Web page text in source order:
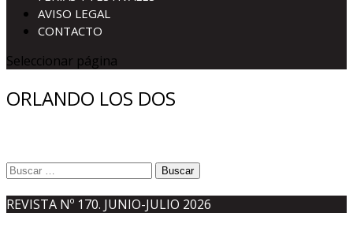
AVISO LEGAL
CONTACTO
Seleccionar página
ORLANDO LOS DOS
Buscar:
REVISTA Nº 170. JUNIO-JULIO 2026